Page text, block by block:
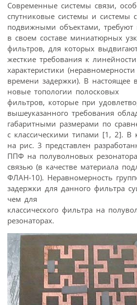
Современные системы связи,
спутниковые системы и системы
подвижными объектами, требуют
в своем составе миниатюрных
фильтров, для которых
жесткие требования к
характеристики
времени задержки). В настоящее
новые топологии полосковых
фильтров, которые при
вышеуказанного требования
габаритными размерами по
с классическими типами [1, 2]. В
на рис. 3 представлен
ППФ на полуволновых
связью (в качестве материала
ФЛАН-10). Неравномерность
задержки для данного фильтра
чем для
классического фильтра на
резонаторах.